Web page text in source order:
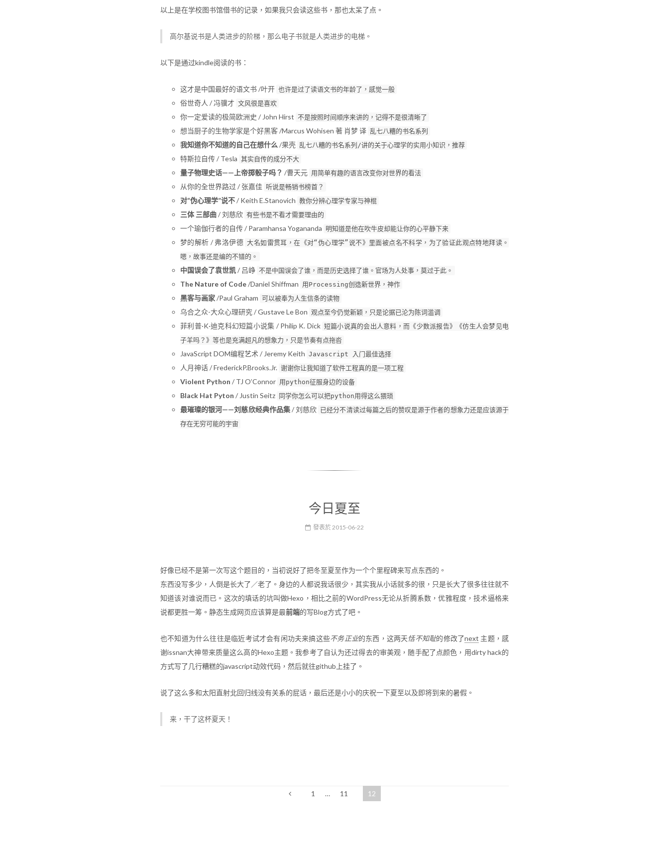
以上是在学校图书馆借书的记录，如果我只会读这些书，那也太呆了点。
高尔基说书是人类进步的阶梯，那么电子书就是人类进步的电梯。
以下是通过kindle阅读的书：
这才是中国最好的语文书 /叶开 也许是过了读语文书的年龄了，感觉一般
俗世奇人 / 冯骥才 文风很是喜欢
你一定爱读的极简欧洲史 / John Hirst 不是按照时间顺序来讲的，记得不是很清晰了
想当厨子的生物学家是个好黑客 /Marcus Wohisen 著 肖梦 译 乱七八糟的书名系列
我知道你不知道的自己在想什么 /果壳 乱七八糟的书名系列/讲的关于心理学的实用小知识，推荐
特斯拉自传 / Tesla 其实自传的成分不大
量子物理史话——上帝掷骰子吗？ /曹天元 用简单有趣的语言改变你对世界的看法
从你的全世界路过 / 张嘉佳 听说是畅销书榜首？
对“伪心理学”说不/ Keith E.Stanovich 教你分辨心理学专家与神棍
三体 三部曲/ 刘慈欣 有些书是不看才需要理由的
一个瑜伽行者的自传 / Paramhansa Yogananda 明知道是他在吹牛皮却能让你的心平静下来
梦的解析 / 弗洛伊德 大名如雷贯耳，在《对“伪心理学”说不》里面被点名不科学，为了验证此观点特地拜读。
嗯，故事还是编的不错的。
中国误会了袁世凯/ 吕峥 不是中国误会了谁，而是历史选择了谁。官场为人处事，莫过于此。
The Nature of Code/Daniel Shiffman 用Processing创造新世界，神作
黑客与画家/Paul Graham 可以被奉为人生信条的读物
乌合之众-大众心理研究 / Gustave Le Bon 观点至今仍觉新颖，只是论据已沦为陈词滥调
菲利普·K·迪克科幻短篇小说集 / Philip K. Dick 短篇小说真的会出人意料，而《少数派报告》《仿生人会梦见电
子羊吗？》等也是充满超凡的想象力，只是节奏有点拖沓
JavaScript DOM编程艺术 / Jeremy Keith Javascript 入门最佳选择
人月神话 / FrederickP.Brooks.Jr. 谢谢你让我知道了软件工程真的是一项工程
Violent Python / TJ O’Connor 用python征服身边的设备
Black Hat Pyton / Justin Seitz 同学你怎么可以把python用得这么猥琐
最璀璨的银河——刘慈欣经典作品集/ 刘慈欣 已经分不清读过每篇之后的赞叹是源于作者的想象力还是应该源于
存在无穷可能的宇宙
今日夏至
發表於2015-06-22
好像已经不是第一次写这个题目的，当初说好了把冬至夏至作为一个个里程碑来写点东西的。
东西没写多少，人倒是长大了／老了。身边的人都说我话很少，其实我从小话就多的很，只是长大了很多往往就不
知道该对谁说而已。这次的填话的坑叫做Hexo，相比之前的WordPress无论从折腾系数，优雅程度，技术逼格来
说都更胜一筹。静态生成网页应该算是最前端的写Blog方式了吧。
也不知道为什么往往是临近考试才会有闲功夫来搞这些不务正业的东西，这两天恬不知耻的修改了next 主题，感
谢issnan大神带来质量这么高的Hexo主题。我参考了自认为还过得去的审美观，随手配了点颜色，用dirty hack的
方式写了几行糟糕的javascript动效代码，然后就往github上挂了。
说了这么多和太阳直射北回归线没有关系的屁话，最后还是小小的庆祝一下夏至以及即将到来的暑假。
来，干了这杯夏天！
1 … 11 12